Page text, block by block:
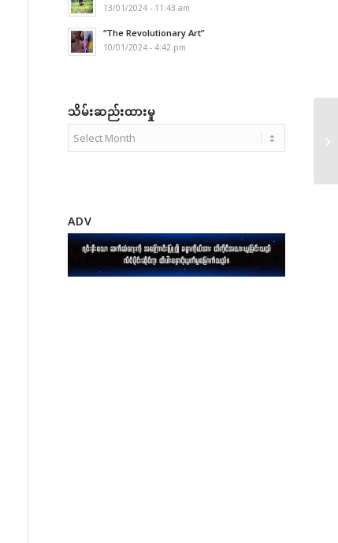
13/01/2024 - 11:43 am
“The Revolutionary Art”
10/01/2024 - 4:42 pm
သိမ်းဆည်းထားမှု
ADV